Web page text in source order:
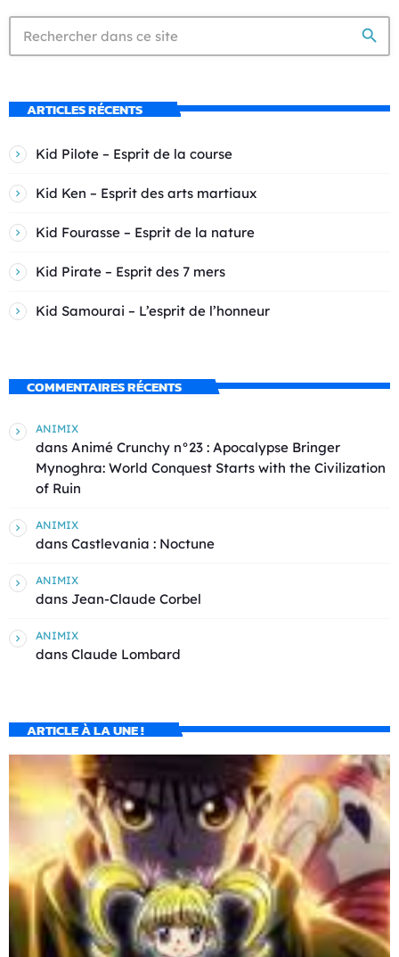
search
ARTICLES RÉCENTS
Kid Pilote – Esprit de la course
Kid Ken – Esprit des arts martiaux
Kid Fourasse – Esprit de la nature
Kid Pirate – Esprit des 7 mers
Kid Samourai – L’esprit de l’honneur
COMMENTAIRES RÉCENTS
ANIMIX
dans Animé Crunchy n°23 : Apocalypse Bringer
Mynoghra: World Conquest Starts with the Civilization
of Ruin
ANIMIX
dans Castlevania : Noctune
ANIMIX
dans Jean-Claude Corbel
ANIMIX
dans Claude Lombard
ARTICLE À LA UNE !